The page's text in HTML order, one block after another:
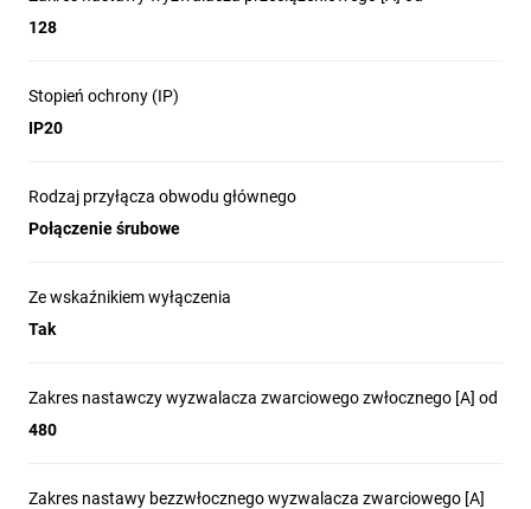
128
Stopień ochrony (IP)
IP20
Rodzaj przyłącza obwodu głównego
Połączenie śrubowe
Ze wskaźnikiem wyłączenia
Tak
Zakres nastawczy wyzwalacza zwarciowego zwłocznego [A] od
480
Zakres nastawy bezzwłocznego wyzwalacza zwarciowego [A]